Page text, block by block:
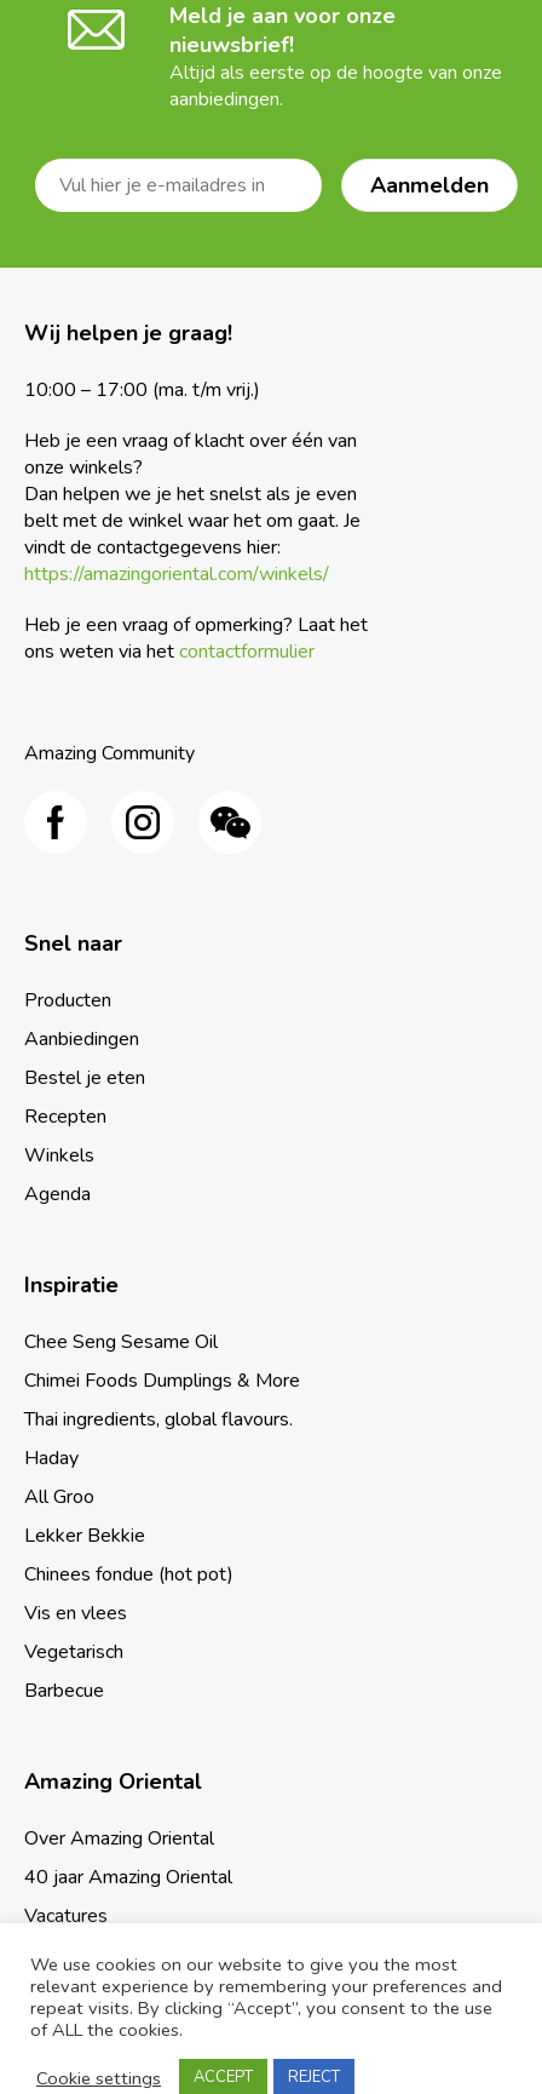
Meld je aan voor onze
nieuwsbrief!
Altijd als eerste op de hoogte van onze
aanbiedingen.
Wij helpen je graag!
10:00 – 17:00 (ma. t/m vrij.)
Heb je een vraag of klacht over één van
onze winkels?
Dan helpen we je het snelst als je even
belt met de winkel waar het om gaat. Je
vindt de contactgegevens hier:
https://amazingoriental.com/winkels/
Heb je een vraag of opmerking? Laat het
ons weten via hetcontactformulier
Amazing Community
Snel naar
Producten
Aanbiedingen
Bestel je eten
Recepten
Winkels
Agenda
Inspiratie
Chee Seng Sesame Oil
Chimei Foods Dumplings & More
Thai ingredients, global flavours.
Haday
All Groo
Lekker Bekkie
Chinees fondue (hot pot)
Vis en vlees
Vegetarisch
Barbecue
Amazing Oriental
Over Amazing Oriental
40 jaar Amazing Oriental
Vacatures
© 2026 Amazing Oriental Supermarkten
We use cookies on our website to give you the most
relevant experience by remembering your preferences and
repeat visits. By clicking “Accept”, you consent to the use
of ALL the cookies.
Cookie settings
ACCEPT REJECT